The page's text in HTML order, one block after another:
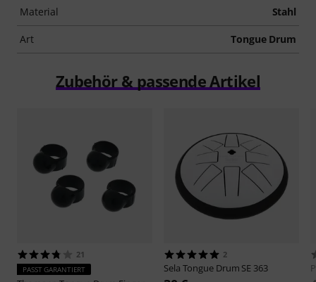
Material Stahl
Art Tongue Drum
Zubehör & passende Artikel
21
PASST GARANTIERT
2
Sela Tongue Drum SE 363